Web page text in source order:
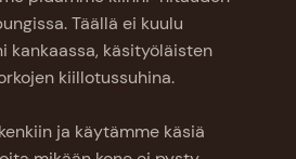
Täällä ei kuulu
kankaassa, käsityöläisten
kiillotussuhina.
ja käytämme käsiä